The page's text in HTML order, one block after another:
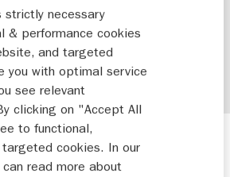
en wordt altijd professioneel
een erkende Suzuki‑dealer.
in jouw Suzuki nóg leuker!
strictly necessary
& performance cookies
and targeted
you with optimal service
see relevant
clicking on "Accept All
to functional,
cookies. In our
read more about